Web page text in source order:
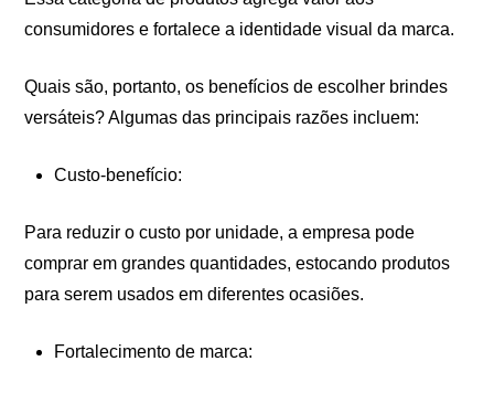
consumidores e fortalece a identidade visual da marca.
Quais são, portanto, os benefícios de escolher brindes
versáteis? Algumas das principais razões incluem:
Custo-benefício:
Para reduzir o custo por unidade, a empresa pode
comprar em grandes quantidades, estocando produtos
para serem usados em diferentes ocasiões.
Fortalecimento de marca: